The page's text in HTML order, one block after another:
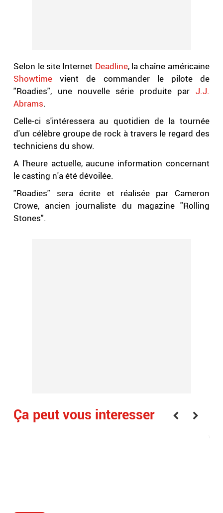
Selon le site Internet Deadline, la chaîne américaine
Showtimevient de commander le pilote de
"Roadies", une nouvelle série produite par J.J.
Abrams.
Celle-ci s'intéressera au quotidien de la tournée
d'un célèbre groupe de rock à travers le regard des
techniciens du show.
A l'heure actuelle, aucune information concernant
le casting n'a été dévoilée.
"Roadies" sera écrite et réalisée par Cameron
Crowe, ancien journaliste du magazine "Rolling
Stones".
Ça peut vous interesser